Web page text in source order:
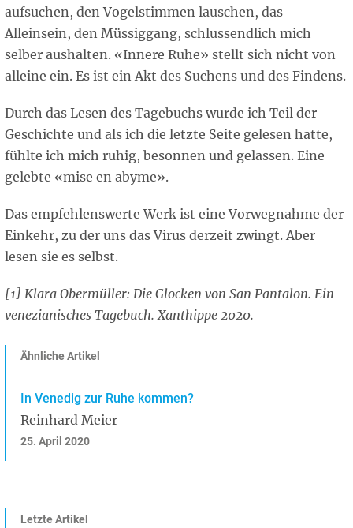
aufsuchen, den Vogelstimmen lauschen, das
Alleinsein, den Müssiggang, schlussendlich mich
selber aushalten. «Innere Ruhe» stellt sich nicht von
alleine ein. Es ist ein Akt des Suchens und des Findens.
Durch das Lesen des Tagebuchs wurde ich Teil der
Geschichte und als ich die letzte Seite gelesen hatte,
fühlte ich mich ruhig, besonnen und gelassen. Eine
gelebte «mise en abyme».
Das empfehlenswerte Werk ist eine Vorwegnahme der
Einkehr, zu der uns das Virus derzeit zwingt. Aber
lesen sie es selbst.
[1] Klara Obermüller: Die Glocken von San Pantalon. Ein
venezianisches Tagebuch. Xanthippe 2020.
Ähnliche Artikel
In Venedig zur Ruhe kommen?
Reinhard Meier
25. April 2020
Letzte Artikel